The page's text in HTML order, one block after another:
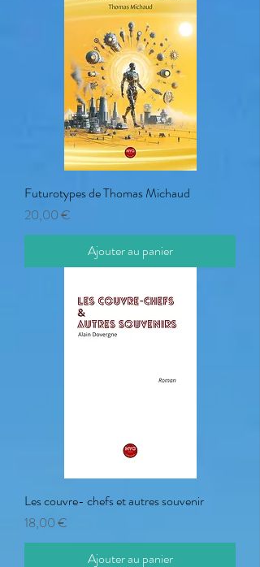
Futurotypes de Thomas Michaud
Prix
20,00 €
Ajouter au panier
Les couvre- chefs et autres souvenir
Prix
18,00 €
Ajouter au panier